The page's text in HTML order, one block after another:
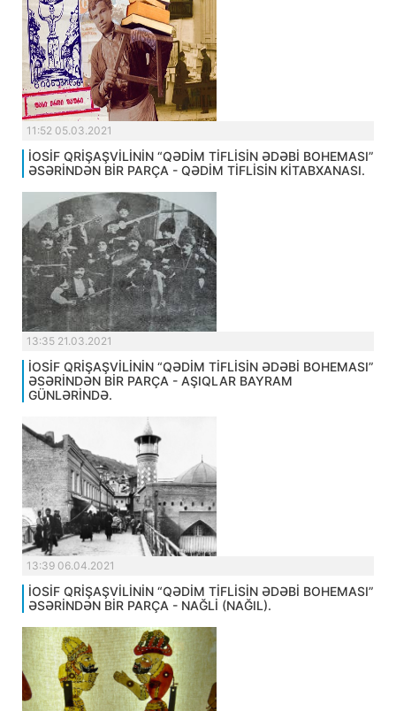
11:52 05.03.2021
İOSİF QRİŞAŞVİLİNİN “QƏDİM TİFLİSİN ƏDƏBİ BOHEMASI”
ƏSƏRİNDƏN BİR PARÇA - QƏDİM TİFLİSİN KİTABXANASI.
13:35 21.03.2021
İOSİF QRİŞAŞVİLİNİN “QƏDİM TİFLİSİN ƏDƏBİ BOHEMASI”
ƏSƏRİNDƏN BİR PARÇA - AŞIQLAR BAYRAM
GÜNLƏRİNDƏ.
13:39 06.04.2021
İOSİF QRİŞAŞVİLİNİN “QƏDİM TİFLİSİN ƏDƏBİ BOHEMASI”
ƏSƏRİNDƏN BİR PARÇA - NAĞLİ (NAĞIL).